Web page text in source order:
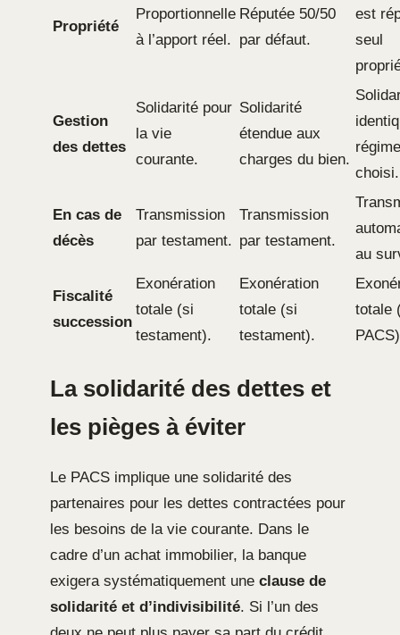
Propriété
Proportionnelle
à l’apport réel.
Réputée 50/50
par défaut.
est
seul
Gestion
des dettes
Solidarité pour
la vie
courante.
Solidarité
étendue aux
charges du bien.
régime
choisi.
En cas de
décès
Transmission
par testament.
Transmission
par testament.
au
Fiscalité
succession
Exonération
totale (si
testament).
Exonération
totale (si
testament).
totale
La solidarité des dettes et
les pièges à éviter
Le PACS implique une solidarité des
partenaires pour les dettes contractées pour
les besoins de la vie courante. Dans le
cadre d’un achat immobilier, la banque
exigera systématiquement une clause de
solidarité et d’indivisibilité. Si l’un des